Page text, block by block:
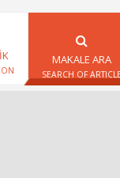
MAKALE ARA
SEARCH OF